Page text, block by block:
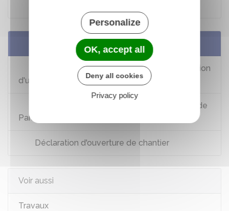
Services en ligne et formulaires
Assistance pour votre demande d'autorisation
d'urbanisme
Bureau accueil et service à l'usager (Basu) de
Paris : guichet électronique unique
Déclaration d'ouverture de chantier
Voir aussi
Travaux
Personalize
OK, accept all
Deny all cookies
Privacy policy